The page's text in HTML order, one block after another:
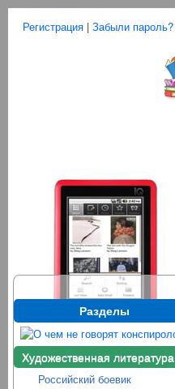
Регистрация | Забыли пароль?
Разделы
Художественная литература
Российский боевик